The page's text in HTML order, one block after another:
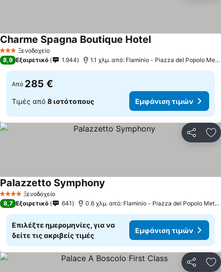
3 ΑστέριαΞενοδοχείο
Charme Spagna Boutique HotelΕμφάνιση τιμών
8,9 Εξαιρετικό 1.944 1.1 χλμ. από: Flaminio - Piazza del Popolo
Από 285 €
Τιμές από 8 ιστότοπους Εμφάνιση τιμών
4 ΑστέριαΞενοδοχείο
Palazzetto Symphony
8,7 Εξαιρετικό 641 0.6 χλμ. από: Flaminio - Piazza del Popolo
Επιλέξτε ημερομηνίες, για να
δείτε τις ακριβείς τιμές
Εμφάνιση τιμών